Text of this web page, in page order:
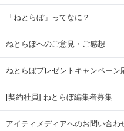
「ねとらぼ」ってなに？
ねとらぼへのご意見・ご感想
ねとらぼプレゼントキャンペーン
[契約社員] ねとらぼ編集者募集
アイティメディアへのお問い合わ